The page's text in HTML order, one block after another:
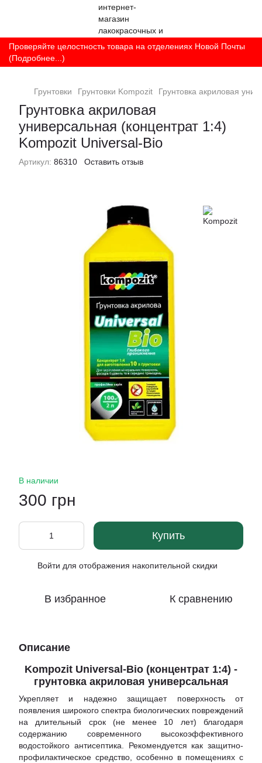
Проверяйте целостность товара на отделениях Новой Почты
(Подробнее...)
Грунтовки Грунтовки Kompozit Грунтовка акриловая
Грунтовка акриловая
универсальная (концентрат 1:4)
Kompozit Universal-Bio
Артикул: 86310 Оставить отзыв
В наличии
300 грн
Купить
Войти для отображения накопительной скидки
В избранное К сравнению
Описание
Kompozit Universal-Bio (концентрат 1:4) -
грунтовка акриловая универсальная
Укрепляет и надежно защищает поверхность от
появления широкого спектра биологических повреждений
на длительный срок (не менее 10 лет) благодаря
содержанию современного высокоэффективного
водостойкого антисептика. Рекомендуется как защитно-
профилактическое средство, особенно в помещениях с